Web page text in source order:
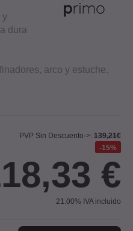
y
dura
arco y estuche.
PVP Sin Descuento->: 139,21€
15%
€
21.00% IVA incluido